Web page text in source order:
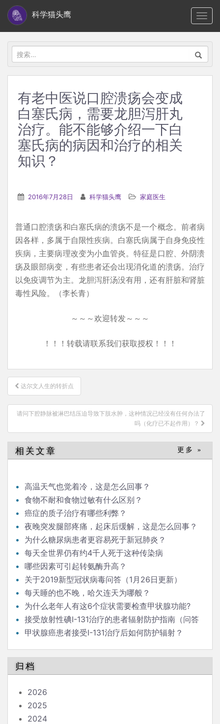
i
科学猫头鹰
搜
索：
有老中医说口腔溃疡会变成
白塞氏病，需要龙胆泻肝丸
治疗。能不能够介绍一下白
塞氏病的病因和治疗的相关
知识？
2016年7月28日 科学猫头鹰 家庭医生
普通口腔溃疡和白塞氏病的溃疡不是一个概念。前者病
因各样，多属于自限性疾病。白塞氏病属于自身免疫性
疾病，主要病理改变为小血管炎。特征是口腔、外阴溃
疡及眼部病变，有些患者还会出现消化道的溃疡。治疗
以免疫调节为主。龙胆泻肝汤没有用，还有肝脏和肾脏
毒性风险。（李长青）
～～～欢迎转发～～～
！！！转载请联系我们获取授权！！！
文
章
导
达尔文人生的转折点
请问下腔静脉被淋巴结压迫导致下肢水肿，这种情况已经没有任何办法了
吗（化疗已不起作用）？
相关文章 更多 »
高温天气也觉着冷，这是怎么回事？
食物不耐和食物过敏有什么区别？
癌症的质子治疗有哪些利弊？
夜晚突发腿部疼痛，起床后缓解，这是怎么回事？
为什么糖尿病患者更容易死于新冠肺炎？
每天全世界仍有约4千人死于这种传染病
哪些因素可引起转氨酶升高？
关于2019新型冠状病毒问答（1月26日更新）
每天睡的也不晚，哈欠连天为哪般？
为什么老年人有这6个症状需要检查甲状腺功能?
接受放射性碘I-131治疗的患者辐射防护指南（问答
版）甲状腺癌患者接受I-131治疗后如何防护辐射？
归档
2026
2025
2024